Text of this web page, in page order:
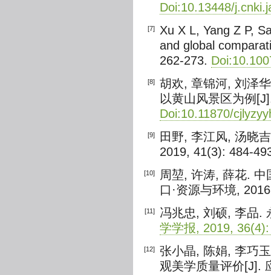
Doi:10.13448/
[7]
Xu X L, Yang Z P,
and global
262-273.
[8]
胡欢, 章锦河, 刘泽
以黄山风景区为例
Doi:10.11870/
[9]
田野, 李江风, 汤晓
2019, 41(3): 484-
[10]
周堃, 许涛, 薛花. 中
口·资源与环境,
[11]
冯兆忠, 刘硕, 李品.
学学报, 2019,
[12]
张小晶, 陈娟, 李巧
观美学质量评价[J].